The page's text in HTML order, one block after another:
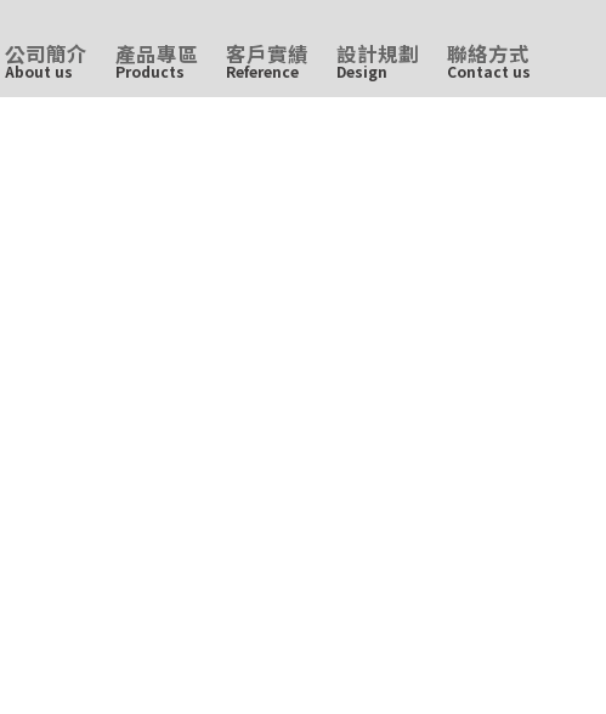
公司簡介
About us
產品專區
Products
客戶實績
Reference
設計規劃
Design
聯絡方式
Contact us